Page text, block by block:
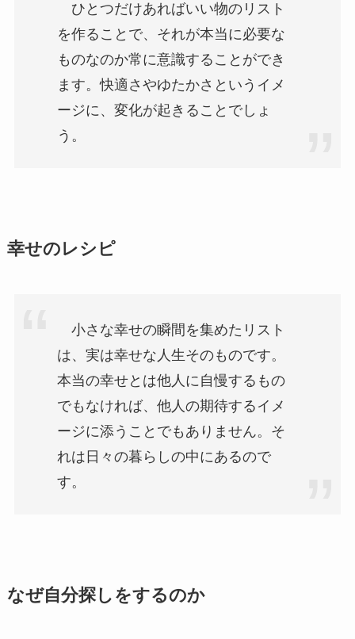
ひとつだけあればいい物のリスト
を作ることで、それが本当に必要な
ものなのか常に意識することができ
ます。快適さやゆたかさというイメ
ージに、変化が起きることでしょ
う。
幸せのレシピ
小さな幸せの瞬間を集めたリスト
は、実は幸せな人生そのものです。
本当の幸せとは他人に自慢するもの
でもなければ、他人の期待するイメ
ージに添うことでもありません。そ
れは日々の暮らしの中にあるので
す。
なぜ自分探しをするのか